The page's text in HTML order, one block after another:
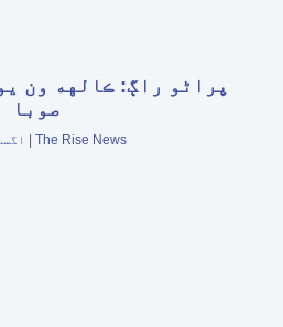
پراڻو راڳ: ڪالهه ون
صوبا
The Rise News اگست 3, 2026